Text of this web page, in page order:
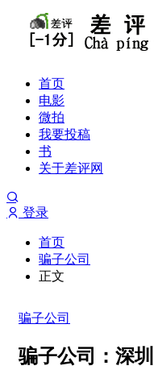
首页
电影
微拍
我要投稿
书
关于差评网
登录
首页
骗子公司
正文
骗子公司
骗子公司：深